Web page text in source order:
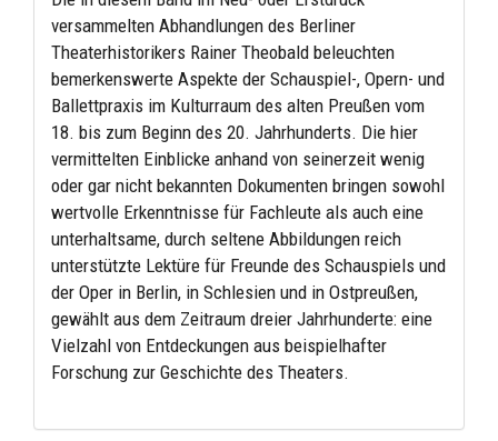
versammelten Abhandlungen des Berliner
Theaterhistorikers Rainer Theobald beleuchten
bemerkenswerte Aspekte der Schauspiel-, Opern- und
Ballettpraxis im Kulturraum des alten Preußen vom
18. bis zum Beginn des 20. Jahrhunderts. Die hier
vermittelten Einblicke anhand von seinerzeit wenig
oder gar nicht bekannten Dokumenten bringen sowohl
wertvolle Erkenntnisse für Fachleute als auch eine
unterhaltsame, durch seltene Abbildungen reich
unterstützte Lektüre für Freunde des Schauspiels und
der Oper in Berlin, in Schlesien und in Ostpreußen,
gewählt aus dem Zeitraum dreier Jahrhunderte: eine
Vielzahl von Entdeckungen aus beispielhafter
Forschung zur Geschichte des Theaters.